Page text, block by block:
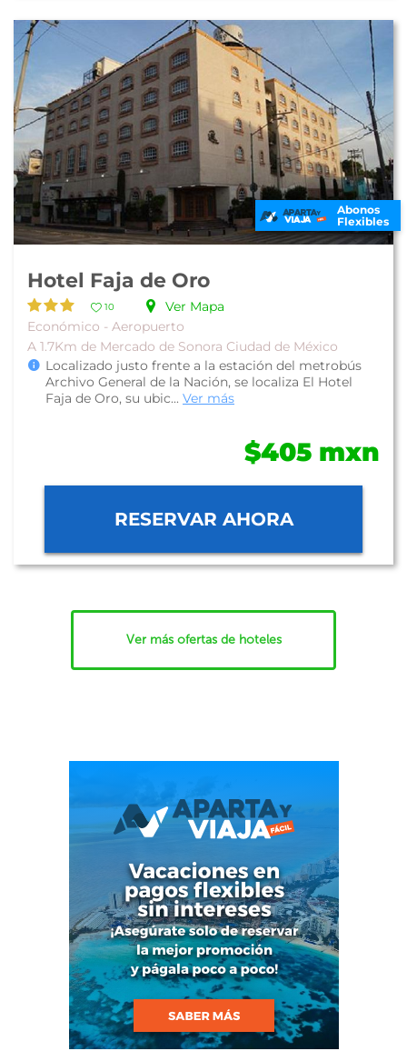
Abonos
Flexibles
Hotel Faja de Oro
10
Ver Mapa
Económico - Aeropuerto
A 1.7Km de Mercado de Sonora Ciudad de México
Localizado justo frente a la estación del metrobús
Archivo General de la Nación, se localiza El Hotel
Faja de Oro, su ubic... Ver más
$405 mxn
RESERVAR AHORA
Ver más ofertas de hoteles